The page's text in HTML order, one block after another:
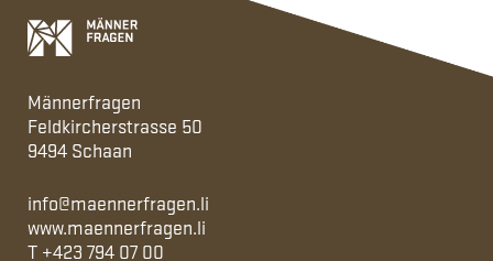
Männerfragen
Feldkircherstrasse 50
9494 Schaan
info@maennerfragen.li
www.maennerfragen.li
T +423 794 07 00